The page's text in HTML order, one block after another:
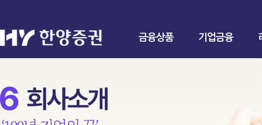
금융상품 기업금융